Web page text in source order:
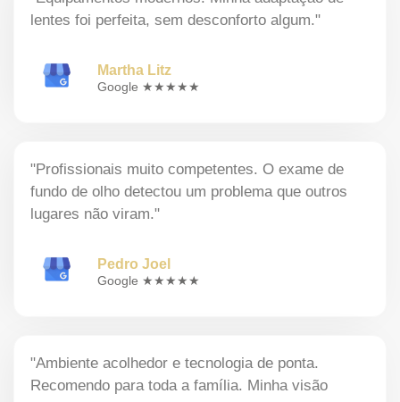
lentes foi perfeita, sem desconforto algum."
Martha Litz
Google ★★★★★
"Profissionais muito competentes. O exame de
fundo de olho detectou um problema que outros
lugares não viram."
Pedro Joel
Google ★★★★★
"Ambiente acolhedor e tecnologia de ponta.
Recomendo para toda a família. Minha visão